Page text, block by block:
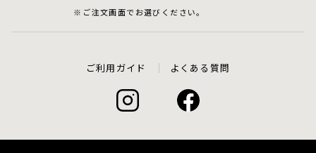
ご注文画面でお選びください。
ご利用ガイド よくある質問